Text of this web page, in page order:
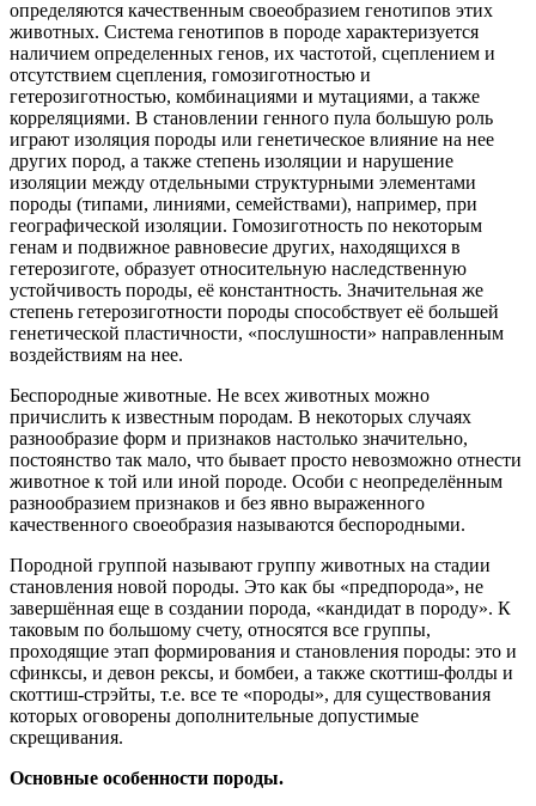
определяются качественным своеобразием генотипов этих
животных. Система генотипов в породе характеризуется
наличием определенных генов, их частотой, сцеплением и
отсутствием сцепления, гомозиготностью и
гетерозиготностью, комбинациями и мутациями, а также
корреляциями. В становлении генного пула большую роль
играют изоляция породы или генетическое влияние на нее
других пород, а также степень изоляции и нарушение
изоляции между отдельными структурными элементами
породы (типами, линиями, семействами), например, при
географической изоляции. Гомозиготность по некоторым
генам и подвижное равновесие других, находящихся в
гетерозиготе, образует относительную наследственную
устойчивость породы, её константность. Значительная же
степень гетерозиготности породы способствует её большей
генетической пластичности, «послушности» направленным
воздействиям на нее.
Беспородные животные. Не всех животных можно
причислить к известным породам. В некоторых случаях
разнообразие форм и признаков настолько значительно,
постоянство так мало, что бывает просто невозможно отнести
животное к той или иной породе. Особи с неопределённым
разнообразием признаков и без явно выраженного
качественного своеобразия называются беспородными.
Породной группой называют группу животных на стадии
становления новой породы. Это как бы «предпорода», не
завершённая еще в создании порода, «кандидат в породу». К
таковым по большому счету, относятся все группы,
проходящие этап формирования и становления породы: это и
сфинксы, и девон рексы, и бомбеи, а также скоттиш-фолды и
скоттиш-стрэйты, т.е. все те «породы», для существования
которых оговорены дополнительные допустимые
скрещивания.
Основные особенности породы.